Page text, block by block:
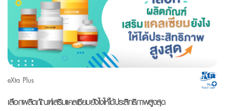
eXta Plus
เลือกผลิตภัณฑ์เสริมแคลเซียมยังไงให้ได้ประสิทธิภาพสูงสุด